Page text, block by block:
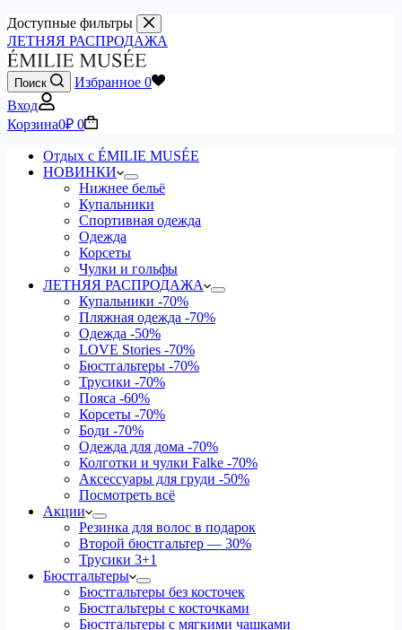
Доступные фильтры
ЛЕТНЯЯ РАСПРОДАЖА
Поиск Избранное 0
Вход
Корзина0₽ 0
Отдых с ÉMILIE MUSÉE
НОВИНКИ
Нижнее бельё
Купальники
Спортивная одежда
Одежда
Корсеты
Чулки и гольфы
ЛЕТНЯЯ РАСПРОДАЖА
Купальники -70%
Пляжная одежда -70%
Одежда -50%
LOVE Stories -70%
Бюстгальтеры -70%
Трусики -70%
Пояса -60%
Корсеты -70%
Боди -70%
Одежда для дома -70%
Колготки и чулки Falke -70%
Аксессуары для груди -50%
Посмотреть всё
Акции
Резинка для волос в подарок
Второй бюстгальтер — 30%
Трусики 3+1
Бюстгальтеры
Бюстгальтеры без косточек
Бюстгальтеры с косточками
Бюстгальтеры с мягкими чашками